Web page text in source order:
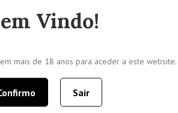
período de
família e amigos.
Nasceu em 2012 e é
Esposende.
Vindo!
mais de 18 anos para aceder a este website.
Sair